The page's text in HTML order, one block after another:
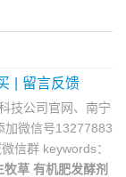
留言反馈
技公司官网、南宁
加微信号13277883
信群 keywords：
牧草 有机肥发酵剂